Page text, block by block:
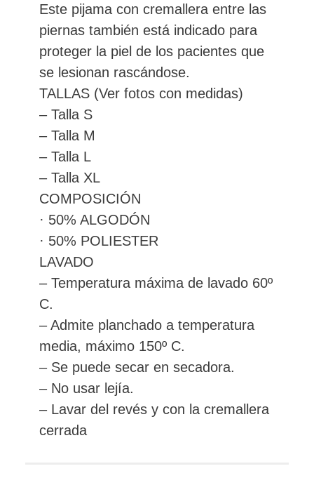
Este pijama con cremallera entre las
piernas también está indicado para
proteger la piel de los pacientes que
se lesionan rascándose.
TALLAS (Ver fotos con medidas)
– Talla S
– Talla M
– Talla L
– Talla XL
COMPOSICIÓN
· 50% ALGODÓN
· 50% POLIESTER
LAVADO
– Temperatura máxima de lavado 60º
C.
– Admite planchado a temperatura
media, máximo 150º C.
– Se puede secar en secadora.
– No usar lejía.
– Lavar del revés y con la cremallera
cerrada